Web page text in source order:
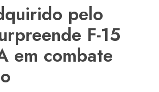
pelo
F-15
em combate